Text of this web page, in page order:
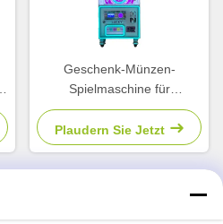
Geschenk-Münzen-
Spielmaschine für
Vergnügungsstätten
Rechnungsempfänger
Plaudern Sie Jetzt